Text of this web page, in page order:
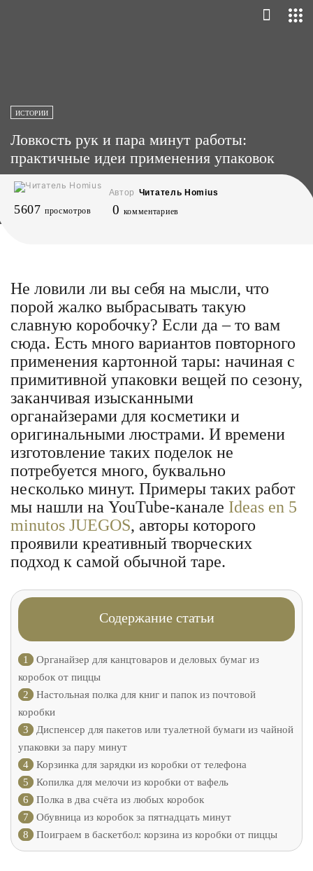
ИСТОРИИ
Ловкость рук и пара минут работы:
практичные идеи применения упаковок
Автор Читатель Homius
5607 просмотров 0 комментариев
Не ловили ли вы себя на мысли, что
порой жалко выбрасывать такую
славную коробочку? Если да – то вам
сюда. Есть много вариантов повторного
применения картонной тары: начиная с
примитивной упаковки вещей по сезону,
заканчивая изысканными
органайзерами для косметики и
оригинальными люстрами. И времени
изготовление таких поделок не
потребуется много, буквально
несколько минут. Примеры таких работ
мы нашли на YouTube-канале Ideas en 5
minutos JUEGOS, авторы которого
проявили креативный творческих
подход к самой обычной таре.
Содержание статьи
1
Органайзер для канцтоваров и деловых бумаг из
коробок от пиццы
2
Настольная полка для книг и папок из почтовой
коробки
3
Диспенсер для пакетов или туалетной бумаги из чайной
упаковки за пару минут
4
Корзинка для зарядки из коробки от телефона
5
Копилка для мелочи из коробки от вафель
6
Полка в два счёта из любых коробок
7
Обувница из коробок за пятнадцать минут
8
Поиграем в баскетбол: корзина из коробки от пиццы